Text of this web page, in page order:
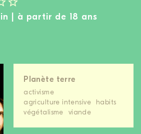
| à partir de 18 ans
Planète terre
activisme
agriculture intensive
habits
végétalisme
viande